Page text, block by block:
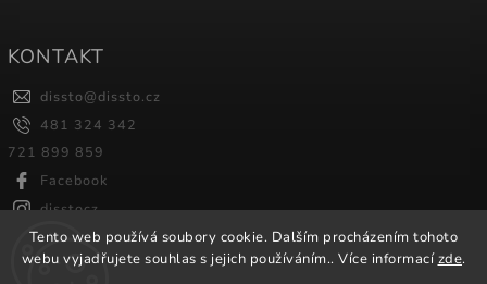
Tento web používá soubory cookie. Dalším procházením tohoto
webu vyjadřujete souhlas s jejich používáním.. Více informacízde.
KONTAKT
dissto@dissto.cz
481 324 342
721 899 859
Facebook
disstocz